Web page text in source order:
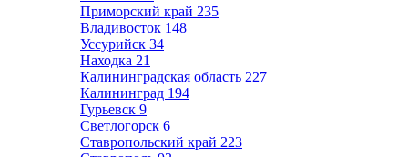
Приморский край 235
Владивосток 148
Уссурийск 34
Находка 21
Калининградская область 227
Калининград 194
Гурьевск 9
Светлогорск 6
Ставропольский край 223